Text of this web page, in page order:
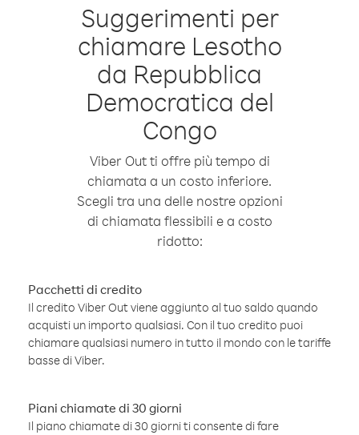
Suggerimenti per
chiamare Lesotho
da Repubblica
Democratica del
Congo
Viber Out ti offre più tempo di
chiamata a un costo inferiore.
Scegli tra una delle nostre opzioni
di chiamata flessibili e a costo
ridotto:
Pacchetti di credito
Il credito Viber Out viene aggiunto al tuo saldo quando
acquisti un importo qualsiasi. Con il tuo credito puoi
chiamare qualsiasi numero in tutto il mondo con le tariffe
basse di Viber.
Piani chiamate di 30 giorni
Il piano chiamate di 30 giorni ti consente di fare